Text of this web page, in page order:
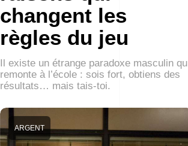
changent les
règles du jeu
Il existe un étrange paradoxe masculin
remonte à l’école : sois fort, obtiens des
résultats… mais tais-toi.
ARGENT